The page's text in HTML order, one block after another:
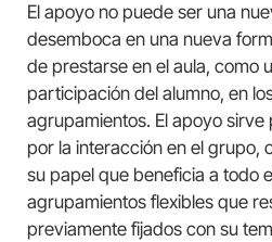
El apoyo no puede ser una
desemboca en una nueva
de prestarse en el aula, como
participación del alumno, en
agrupamientos. El apoyo sirve
por la interacción en el grupo,
su papel que beneficia a todo
agrupamientos flexibles que
previamente fijados con su